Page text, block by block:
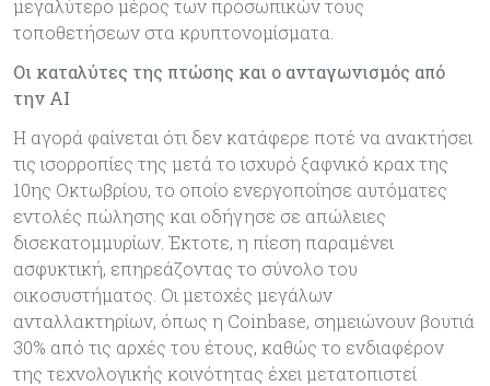
μεγαλύτερο μέρος των προσωπικών τους
τοποθετήσεων στα κρυπτονομίσματα.
Οι καταλύτες της πτώσης και ο ανταγωνισμός από
την AI
Η αγορά φαίνεται ότι δεν κατάφερε ποτέ να ανακτήσει
τις ισορροπίες της μετά το ισχυρό ξαφνικό κραχ της
10ης Οκτωβρίου, το οποίο ενεργοποίησε αυτόματες
εντολές πώλησης και οδήγησε σε απώλειες
δισεκατομμυρίων. Έκτοτε, η πίεση παραμένει
ασφυκτική, επηρεάζοντας το σύνολο του
οικοσυστήματος. Οι μετοχές μεγάλων
ανταλλακτηρίων, όπως η Coinbase, σημειώνουν βουτιά
30% από τις αρχές του έτους, καθώς το ενδιαφέρον
της τεχνολογικής κοινότητας έχει μετατοπιστεί